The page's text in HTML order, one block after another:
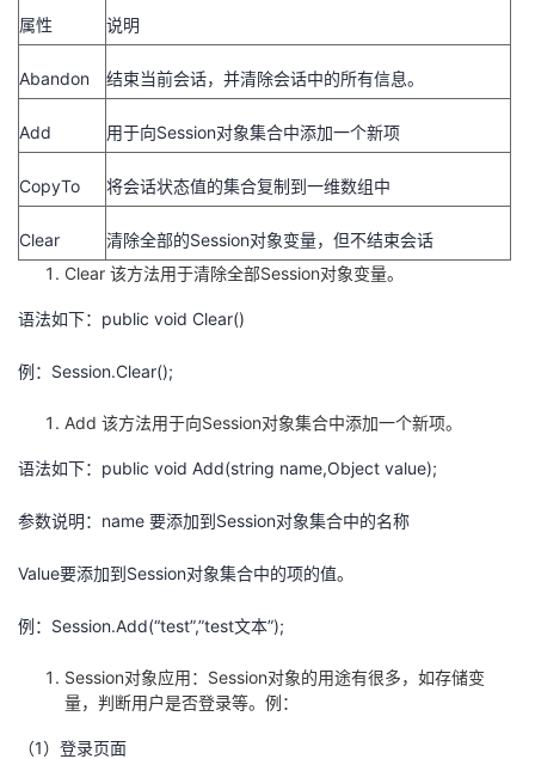
属性 说明
Abandon 结束当前会话，并清除会话中的所有信息。
Add 用于向Session对象集合中添加一个新项
CopyTo 将会话状态值的集合复制到一维数组中
Clear
清除全部的Session对象变量，但不结束会话
Clear 该方法用于清除全部Session对象变量。
语法如下：public void Clear()
例：Session.Clear();
Add 该方法用于向Session对象集合中添加一个新项。
语法如下：public void Add(string name,Object value);
参数说明：name 要添加到Session对象集合中的名称
Value要添加到Session对象集合中的项的值。
例：Session.Add(“test”,”test文本”);
Session对象应用：Session对象的用途有很多，如存储变
量，判断用户是否登录等。例：
（1）登录页面